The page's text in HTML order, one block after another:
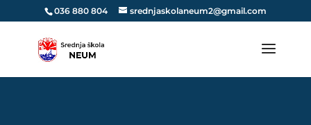
036 880 804 srednjaskolaneum2@gmail.com